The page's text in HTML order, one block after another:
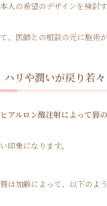
本人の希望のデザインを検討
て、医師との相談の元に施術が
ハリや潤いが戻り若
ヒアルロン酸注射によって唇
い印象になります。
唇は加齢によって、以下のよ